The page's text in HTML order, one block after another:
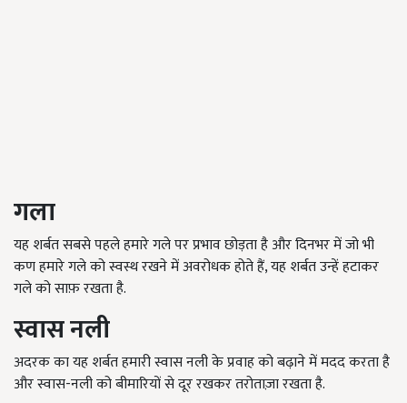
गला
यह शर्बत सबसे पहले हमारे गले पर प्रभाव छोड़ता है और दिनभर में जो भी
कण हमारे गले को स्वस्थ रखने में अवरोधक होते हैं, यह शर्बत उन्हें हटाकर
गले को साफ़ रखता है.
स्वास नली
अदरक का यह शर्बत हमारी स्वास नली के प्रवाह को बढ़ाने में मदद करता है
और स्वास-नली को बीमारियों से दूर रखकर तरोताज़ा रखता है.